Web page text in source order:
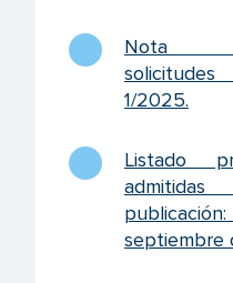
Nota
1/2025.
Listado
septiembre